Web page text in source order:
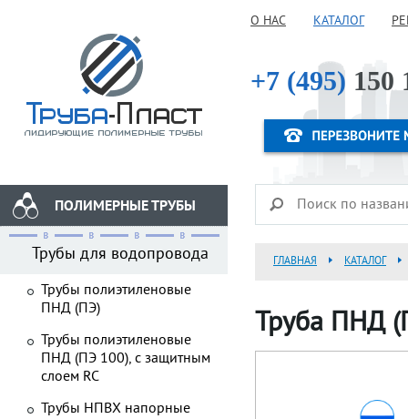
О НАС КАТАЛОГ
+7 (495) 150
ГЛАВНАЯ КАТАЛОГ
Труба ПНД
ПОЛИМЕРНЫЕ ТРУБЫ
Трубы для водопровода
Трубы полиэтиленовые
ПНД (ПЭ)
Трубы полиэтиленовые
ПНД (ПЭ 100), с защитным
слоем RC
Трубы НПВХ напорные